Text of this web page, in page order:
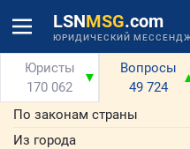
LSNMSG.com
ЮРИДИЧЕСКИЙ
Юристы
170 062
▼
Вопросы
49 724
По законам страны
Из города